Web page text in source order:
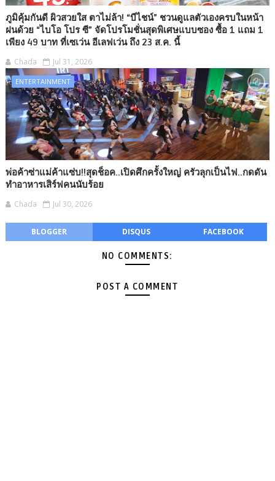
ภูมิคุ้มกันดี ผิวสวยใส ตาไม่ล้า! “บีไชน์” ชวนดูแลตัวเองครบในหน้า
ฝนด้วย “ไบโอ โปร ซี” จัดโปรโมชั่นสุดพิเศษแบบซอง ซื้อ 1 แถม 1
เพียง 49 บาท ที่เซเว่น อีเลฟเว่น ถึง 23 ส.ค. นี้
Chada Jul 31, 2026
ENTERTAINMENT
พ่อค้าซ่าแม่ค้าแซ่บ!!สุดช็อค..เปิดศึกครั้งใหญ่ ครัวลุกเป็นไฟ..กดดัน
ทำอาหารเสิร์ฟคนนับร้อย
Chada Jul 30, 2026
BLOGGER DISQUS FACEBOOK
NO COMMENTS:
POST A COMMENT